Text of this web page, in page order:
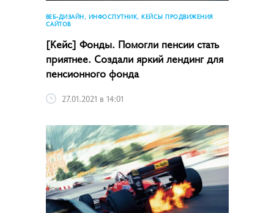
ВЕБ-ДИЗАЙН, ИНФОСПУТНИК, КЕЙСЫ ПРОДВИЖЕНИЯ
САЙТОВ
[Кейс] Фонды. Помогли пенсии стать
приятнее. Создали яркий лендинг для
пенсионного фонда
27.01.2021 в 14:01